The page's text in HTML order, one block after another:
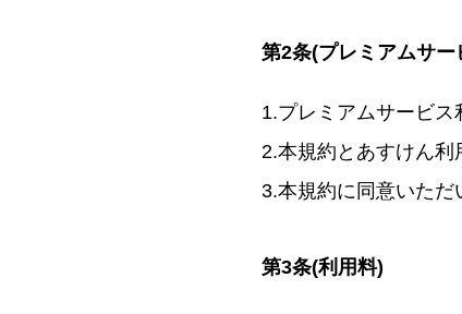
第2条(プレミアムサ
1.プレミアムサービス
2.本規約とあすけん利
3.本規約に同意いただ
第3条(利用料)